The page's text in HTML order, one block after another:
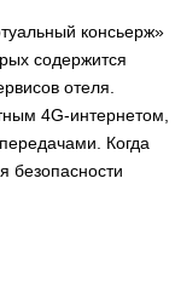
консьерж»
содержится
отеля.
4G-интернетом,
Когда
безопасности